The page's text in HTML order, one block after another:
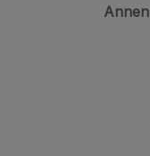
Annen